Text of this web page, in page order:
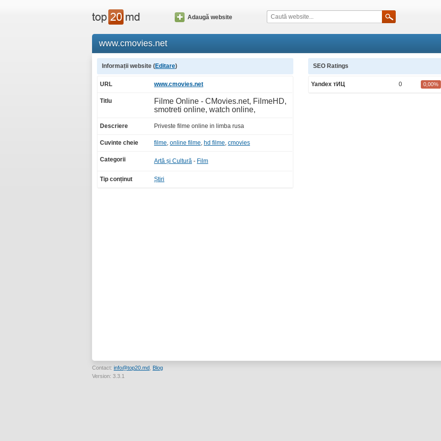
Adaugă website
www.cmovies.net
Informații website (Editare)
URL www.cmovies.net
Titlu
Filme Online - CMovies.net, FilmeHD,
smotreti online, watch online,
Descriere Priveste filme online in limba rusa
Cuvinte cheie filme, online filme, hd filme, cmovies
Categorii Artă și Cultură - Film
Tip conținut Știri
SEO Ratings
Yandex тИЦ 0 0,00%
Contact: info@top20.md Blog
Version: 3.3.1